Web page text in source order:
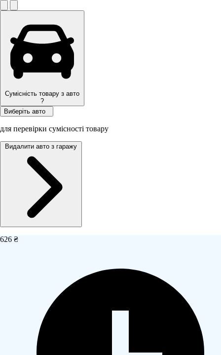
Сумісність товару з авто
?
Виберіть авто
для перевірки сумісності товару
Видалити авто з гаражу
626 ₴